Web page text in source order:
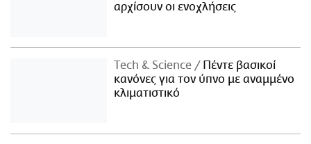
αρχίσουν οι ενοχλήσεις
Τech & Science
Πέντε βασικοί
κανόνες για τον ύπνο με αναμμένο
κλιματιστικό